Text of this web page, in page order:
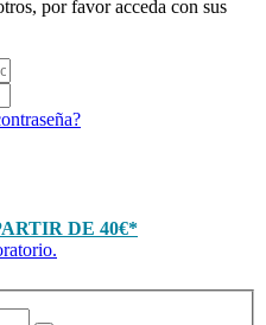
por favor acceda con sus
DE 40€*